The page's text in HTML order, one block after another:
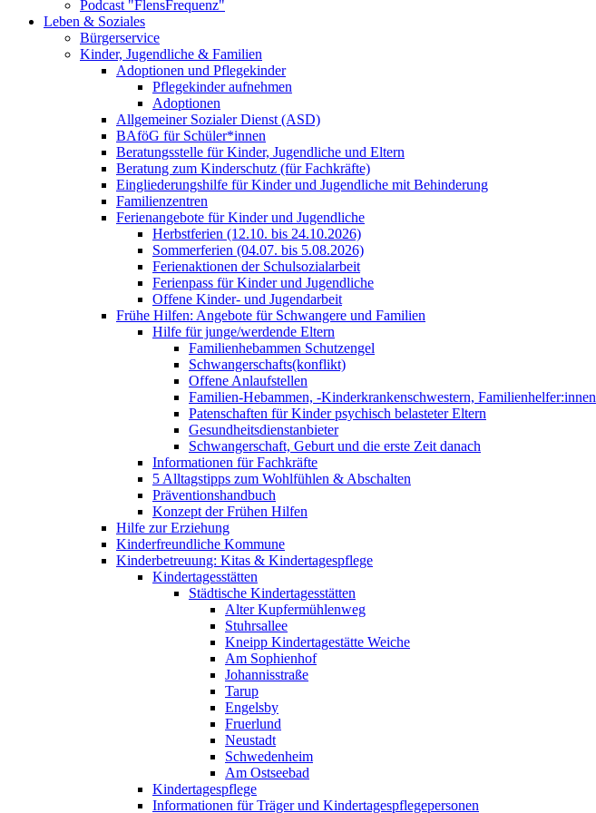
Podcast "FlensFrequenz"
Leben & Soziales
Bürgerservice
Kinder, Jugendliche & Familien
Adoptionen und Pflegekinder
Pflegekinder aufnehmen
Adoptionen
Allgemeiner Sozialer Dienst (ASD)
BAföG für Schüler*innen
Beratungsstelle für Kinder, Jugendliche und Eltern
Beratung zum Kinderschutz (für Fachkräfte)
Eingliederungshilfe für Kinder und Jugendliche mit Behinderung
Familienzentren
Ferienangebote für Kinder und Jugendliche
Herbstferien (12.10. bis 24.10.2026)
Sommerferien (04.07. bis 5.08.2026)
Ferienaktionen der Schulsozialarbeit
Ferienpass für Kinder und Jugendliche
Offene Kinder- und Jugendarbeit
Frühe Hilfen: Angebote für Schwangere und Familien
Hilfe für junge/werdende Eltern
Familienhebammen Schutzengel
Schwangerschafts(konflikt)
Offene Anlaufstellen
Familien-Hebammen, -Kinderkrankenschwestern, Familienhelfer:innen
Patenschaften für Kinder psychisch belasteter Eltern
Gesundheitsdienstanbieter
Schwangerschaft, Geburt und die erste Zeit danach
Informationen für Fachkräfte
5 Alltagstipps zum Wohlfühlen & Abschalten
Präventionshandbuch
Konzept der Frühen Hilfen
Hilfe zur Erziehung
Kinderfreundliche Kommune
Kinderbetreuung: Kitas & Kindertagespflege
Kindertagesstätten
Städtische Kindertagesstätten
Alter Kupfermühlenweg
Stuhrsallee
Kneipp Kindertagestätte Weiche
Am Sophienhof
Johannisstraße
Tarup
Engelsby
Fruerlund
Neustadt
Schwedenheim
Am Ostseebad
Kindertagespflege
Informationen für Träger und Kindertagespflegepersonen